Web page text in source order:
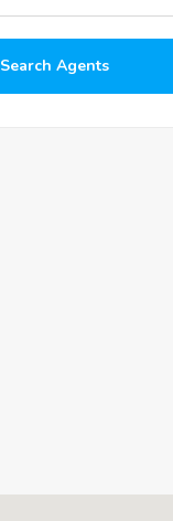
Search Agents